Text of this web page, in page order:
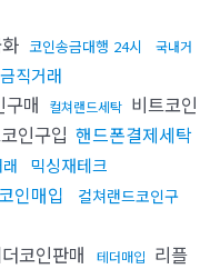
코인송금대행 24시
국내거
직거래
구매 컬쳐랜드세탁 비트코인
인구입 핸드폰결제세탁
믹싱재테크
인매입
컬쳐랜드코인구
코인판매 테더매입 리플